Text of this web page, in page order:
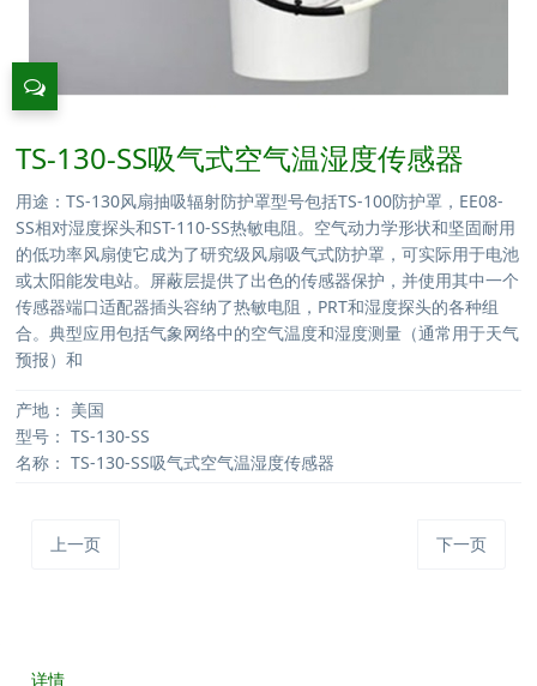
TS-130-SS吸气式空气温湿度传感器
用途：TS-130风扇抽吸辐射防护罩型号包括TS-100防护罩，EE08-
SS相对湿度探头和ST-110-SS热敏电阻。空气动力学形状和坚固耐用
的低功率风扇使它成为了研究级风扇吸气式防护罩，可实际用于电池
或太阳能发电站。屏蔽层提供了出色的传感器保护，并使用其中一个
传感器端口适配器插头容纳了热敏电阻，PRT和湿度探头的各种组
合。典型应用包括气象网络中的空气温度和湿度测量（通常用于天气
预报）和
产地： 美国
型号： TS-130-SS
名称： TS-130-SS吸气式空气温湿度传感器
上一页 下一页
详情